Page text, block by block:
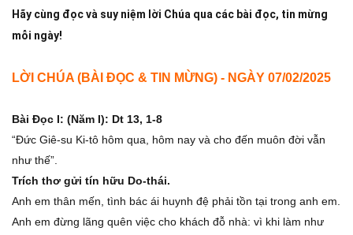
Hãy cùng đọc và suy niệm lời Chúa qua các bài đọc, tin mừng
mỗi ngày!
LỜI CHÚA (BÀI ĐỌC & TIN MỪNG) - NGÀY 07/02/2025
Bài Ðọc I: (Năm I): Dt 13, 1-8
“Ðức Giê-su Ki-tô hôm qua, hôm nay và cho đến muôn đời vẫn
như thế”.
Trích thơ gửi tín hữu Do-thái.
Anh em thân mến, tình bác ái huynh đệ phải tồn tại trong anh em.
Anh em đừng lãng quên việc cho khách đỗ nhà: vì khi làm như